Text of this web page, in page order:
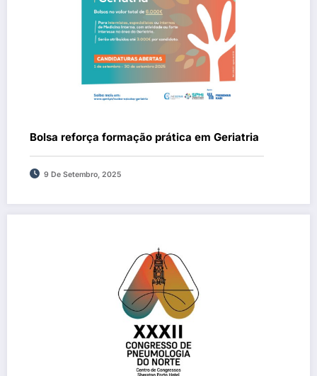
Bolsa reforça formação prática em Geriatria
9 De Setembro, 2025